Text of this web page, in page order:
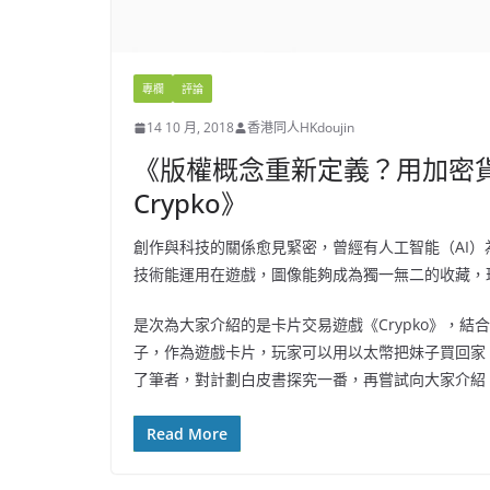
專欄 評論
14 10 月, 2018 香港同人HKdoujin
《版權概念重新定義？用加
Crypko》
創作與科技的關係愈見緊密，曾經有人工智能（AI
技術能運用在遊戲，圖像能夠成為獨一無二的收藏
是次為大家介紹的是卡片交易遊戲《Crypko》，結
子，作為遊戲卡片，玩家可以用以太幣把妹子買回
了筆者，對計劃白皮書探究一番，再嘗試向大家介紹
Read More